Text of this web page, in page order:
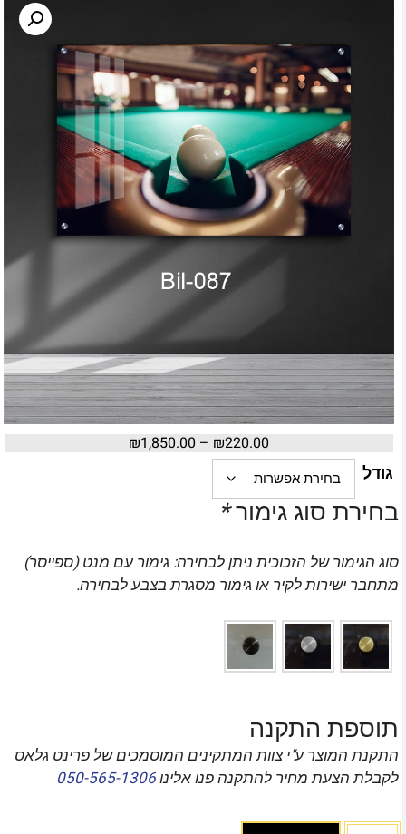
₪220.00
–
₪1,850.00
גודל
בחירת סוג גימור*
סוג הגימור של הזכוכית ניתן לבחירה: גימור עם מנט (ספייסר)
מתחבר ישירות לקיר או גימור מסגרת בצבע לבחירה.
תוספת התקנה
התקנת המוצר ע"י צוות המתקינים המוסמכים של פרינט גלאס
לקבלת הצעת מחיר להתקנה פנו אלינו050-565-1306